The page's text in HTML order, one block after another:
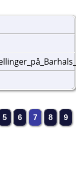
5 6 7 8
9